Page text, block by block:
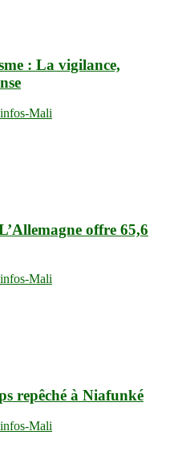
: La vigilance,
Mali
offre 65,6
Mali
repêché à Niafunké
Mali